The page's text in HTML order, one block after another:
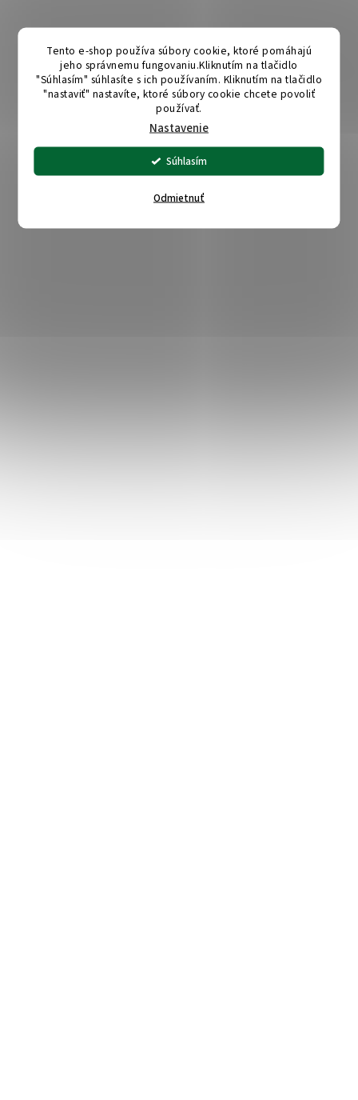
Tento e-shop používa súbory cookie, ktoré pomáhajú
jeho správnemu fungovaniu.Kliknutím na tlačidlo
"Súhlasím" súhlasíte s ich používaním. Kliknutím na tlačidlo
"nastaviť" nastavíte, ktoré súbory cookie chcete povoliť
používať.
Nastavenie
Odmietnuť
Súhlasím